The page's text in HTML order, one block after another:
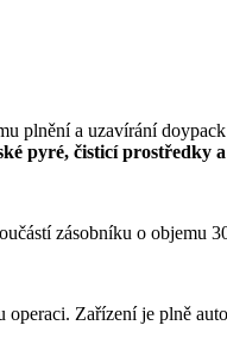
plnění a uzavírání
pyré, čisticí prostředky
zásobníku o objemu
Zařízení je plně